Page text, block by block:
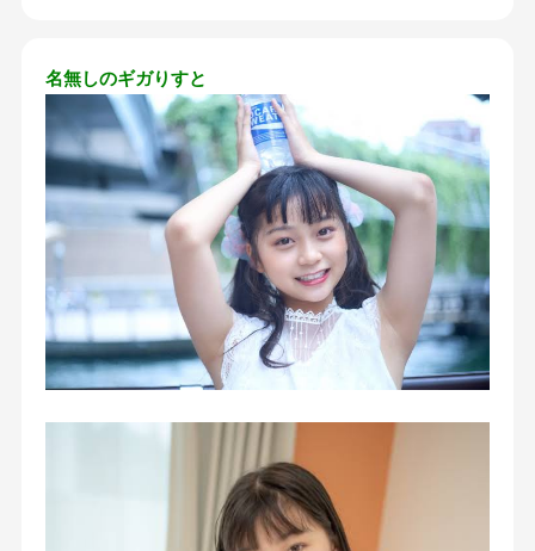
名無しのギガりすと